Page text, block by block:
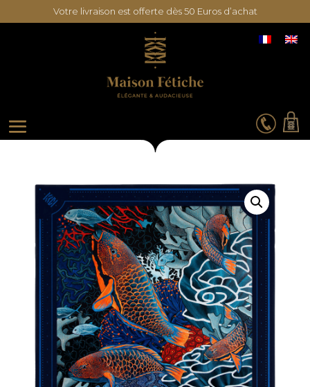
Votre livraison est offerte dès 50 Euros d’achat